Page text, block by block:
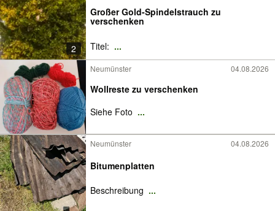
2
Großer Gold-Spindelstrauch zu
verschenken
Titel: ...
Neumünster 04.08.2026
Wollreste zu verschenken
Siehe Foto ...
Neumünster 04.08.2026
Bitumenplatten
Beschreibung ...